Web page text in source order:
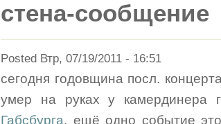
стена-сообщение
Posted Втр, 07/19/2011 - 16:51
сегодня годовщина посл.
умер на руках у камердинера
Габсбурга, ещё одно событие